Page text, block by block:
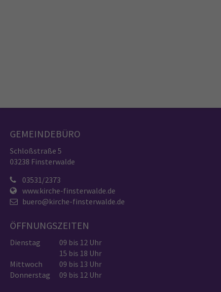
GEMEINDEBÜRO
Schloßstraße 5
03238 Finsterwalde
03531/2373
www.kirche-finsterwalde.de
buero@kirche-finsterwalde.de
ÖFFNUNGSZEITEN
Dienstag
09 bis 12 Uhr
15 bis 18 Uhr
Mittwoch
09 bis 13 Uhr
Donnerstag
09 bis 12 Uhr